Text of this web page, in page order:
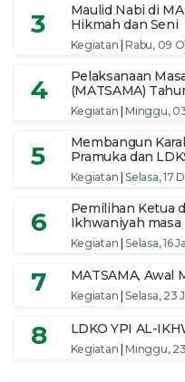
3
Maulid Nabi di
Hikmah dan Seni
Kegiatan |Rabu, 09
4
Pelaksanaan
(MATSAMA)
Kegiatan |Minggu,
5
Membangun
Pramuka dan
Kegiatan |Selasa, 17
6
Pemilihan Ketua
Ikhwaniyah
Kegiatan |Selasa, 16
7 MATSAMA, Awal
Kegiatan |Selasa, 23
8 LDKO YPI AL-
Kegiatan |Minggu,